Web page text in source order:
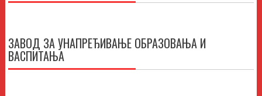
ЗАВОД ЗА УНАПРЕЂИВАЊЕ ОБРАЗОВАЊА И
ВАСПИТАЊА